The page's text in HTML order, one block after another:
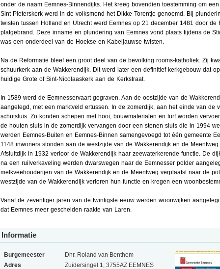
onder de naam Eemnes-Binnendijks. Het kreeg bovendien toestemming om
Sint Pieterskerk werd in de volksmond het Dikke Torentje genoemd. Bij
twisten tussen Holland en Utrecht werd Eemnes op 21 december 1481 door de
platgebrand. Deze inname en plundering van Eemnes vond plaats tijdens de
was een onderdeel van de Hoekse en Kabeljauwse twisten.
Na de Reformatie bleef een groot deel van de bevolking rooms-katholiek. Zij
schuurkerk aan de Wakkerendijk. Dit werd later een definitief kerkgebouw dat
huidige Grote of Sint-Nicolaaskerk aan de Kerkstraat.
In 1589 werd de Eemnesservaart gegraven. Aan de oostzijde van de
aangelegd, met een marktveld ertussen. In de zomerdijk, aan het einde van de
schutsluis. Zo konden schepen met hooi, bouwmaterialen en turf worden
de houten sluis in de zomerdijk vervangen door een stenen sluis die in 1994
werden Eemnes-Buiten en Eemnes-Binnen samengevoegd tot één gemeente
1148 inwoners stonden aan de westzijde van de Wakkerendijk en de
Afsluitdijk in 1932 verloor de Wakkerendijk haar zeewaterkerende functie. De
na een ruilverkaveling werden dwarswegen naar de Eemnesser polder
melkveehouderijen van de Wakkerendijk en de Meentweg verplaatst naar de
westzijde van de Wakkerendijk verloren hun functie en kregen een
Vanaf de zeventiger jaren van de twintigste eeuw werden woonwijken
dat Eemnes meer gescheiden raakte van Laren.
Informatie
Burgemeester
Dhr. Roland van Benthem
Adres
Zuidersingel 1, 3755AZ EEMNES